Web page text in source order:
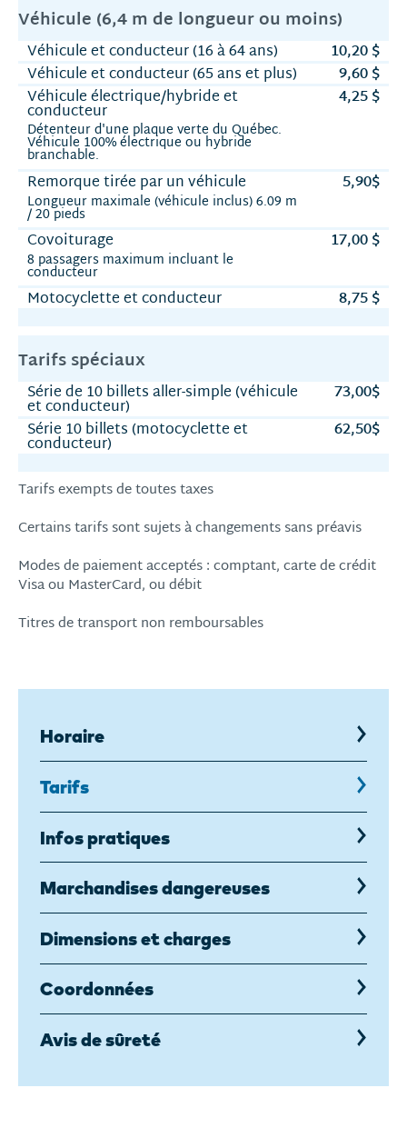
Véhicule (6,4 m de longueur ou moins)
Véhicule et conducteur (16 à 64 ans) 10,20 $
Véhicule et conducteur (65 ans et plus) 9,60 $
Véhicule électrique/hybride et
conducteur
4,25 $
Détenteur d'une plaque verte du Québec.
Véhicule 100% électrique ou hybride
branchable.
Remorque tirée par un véhicule 5,90$
Longueur maximale (véhicule inclus) 6.09 m
/ 20 pieds
Covoiturage 17,00 $
8 passagers maximum incluant le
conducteur
Motocyclette et conducteur 8,75 $
Tarifs spéciaux
Série de 10 billets aller-simple (véhicule
et conducteur)
73,00$
Série 10 billets (motocyclette et
conducteur)
62,50$
Tarifs exempts de toutes taxes
Certains tarifs sont sujets à changements sans préavis
Modes de paiement acceptés : comptant, carte de crédit
Visa ou MasterCard, ou débit
Titres de transport non remboursables
Horaire
Tarifs
,
page
courante
Infos pratiques
Marchandises dangereuses
Dimensions et charges
Coordonnées
Avis de sûreté